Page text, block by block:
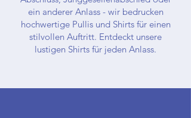
ein anderer Anlass - wir bedrucken
hochwertige Pullis und Shirts für einen
stilvollen Auftritt. Entdeckt unsere
lustigen Shirts für jeden Anlass.